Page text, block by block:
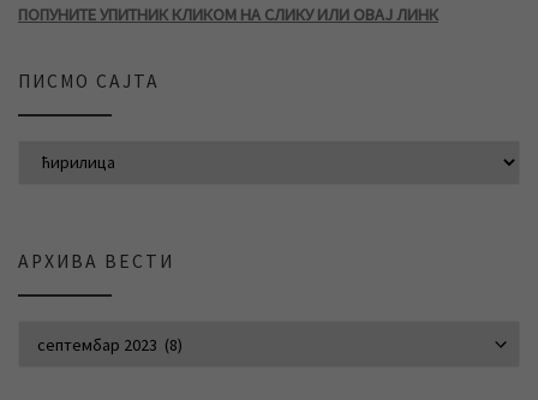
ПОПУНИТЕ УПИТНИК КЛИКОМ НА СЛИКУ ИЛИ ОВАЈ ЛИНК
ПИСМО САЈТА
АРХИВА ВЕСТИ